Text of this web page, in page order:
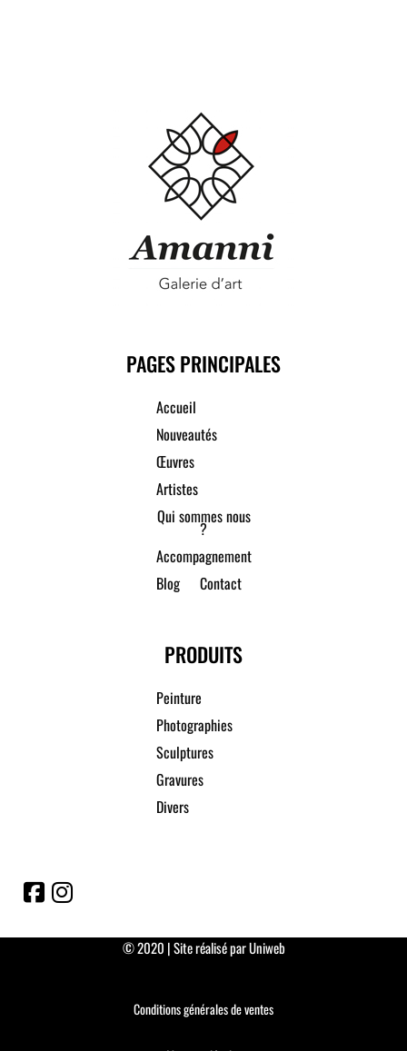
PAGES PRINCIPALES
Accueil
Nouveautés
Œuvres
Artistes
Qui sommes nous
?
Accompagnement
Blog
Contact
PRODUITS
Peinture
Photographies
Sculptures
Gravures
Divers
© 2020 | Site réalisé par Uniweb
Conditions générales de ventes